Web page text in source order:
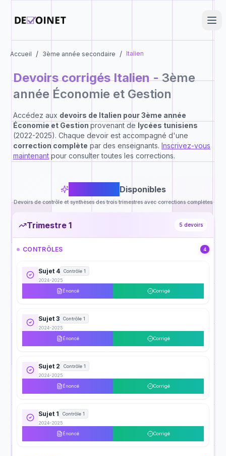
Accueil / 3ème année secondaire / Italien
Devoirs corrigésItalien-3ème
année Économie et Gestion
Accédez aux devoirs de Italien pour3ème année
Économie et Gestion provenant de lycées tunisiens
(2022-2025). Chaque devoir est accompagné d'une
correction complète par des enseignants. Inscrivez-vous
maintenant pour consulter toutes les corrections.
14 Disponibles
Devoirs de contrôle et synthèses des trois trimestres avec corrections complètes
Trimestre 1 5 devoirs
CONTRÔLES 4
Sujet 4
Contrôle 1
2024-2025
Énoncé
Corrigé
Sujet 3
Contrôle 1
2024-2025
Énoncé
Corrigé
Sujet 2
Contrôle 1
2024-2025
Énoncé
Corrigé
Sujet 1
Contrôle 1
2024-2025
Énoncé
Corrigé